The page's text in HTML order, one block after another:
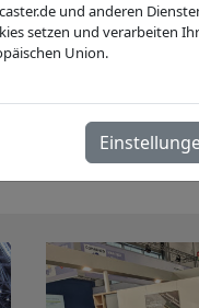
Business Network
und anderen
setzen und verarbeiten
Union.